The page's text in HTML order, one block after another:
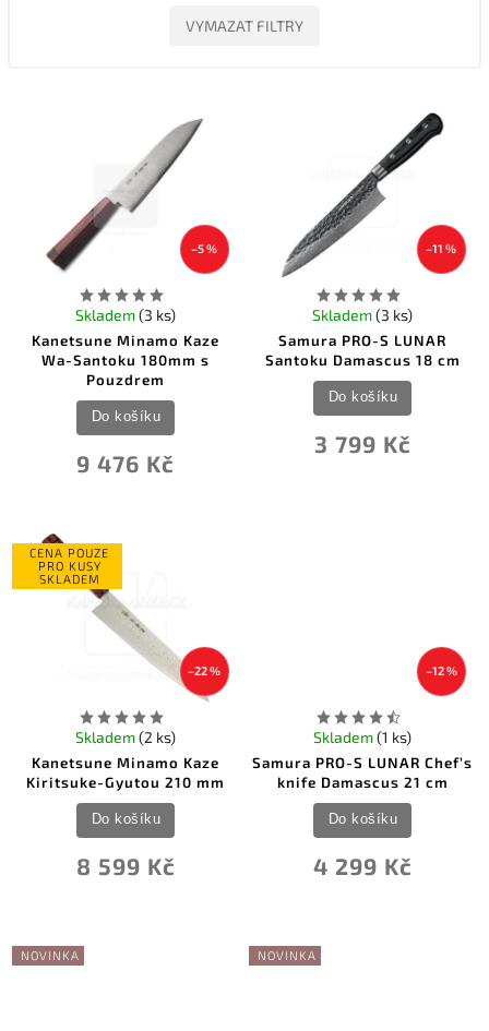
VYMAZAT FILTRY
–5 %
Kanetsune Minamo Kaze
Wa-Santoku 180mm s
Pouzdrem
Skladem(3 ks)
9 476 Kč
Do košíku
–11 %
Samura PRO-S LUNAR
Santoku Damascus 18 cm
Skladem(3 ks)
3 799 Kč
Do košíku
CENA POUZE
PRO KUSY
SKLADEM
–22 %
Kanetsune Minamo Kaze
Kiritsuke-Gyutou 210 mm
Skladem(2 ks)
8 599 Kč
Do košíku
–12 %
Samura PRO-S LUNAR Chef’s
knife Damascus 21 cm
Skladem(1 ks)
4 299 Kč
Do košíku
NOVINKA NOVINKA